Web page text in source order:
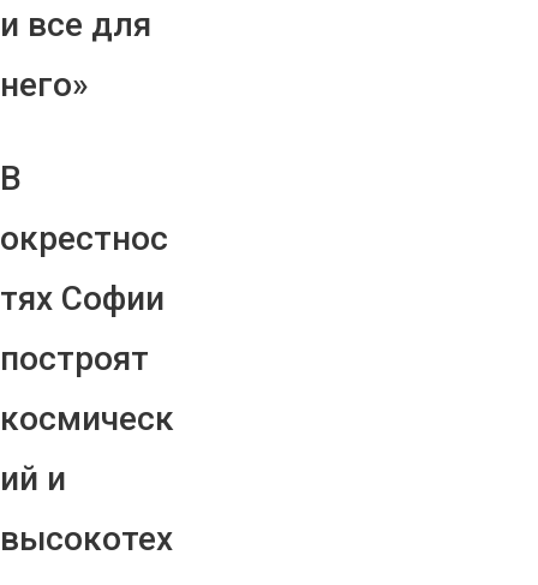
и все для
него»
В
окрестнос
тях Софии
построят
космическ
ий и
высокотех